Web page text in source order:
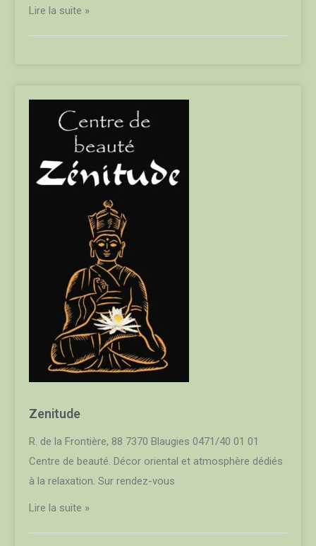
Lire la suite »
Zenitude
R. de la Frontière, 88 7370 Blaugies 0471/40 01 01
Centre de beauté. Décor oriental et atmosphère dédiés
à la relaxation. Sur rendez-vous
Lire la suite »